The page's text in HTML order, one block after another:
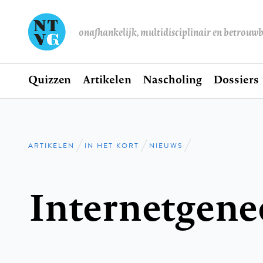
onafhankelijk, multidisciplinair en
Hoofdnavigatie
Home
Quizzen Artikelen Nascholing Dossiers
Kruimelpad
ARTIKELEN IN HET KORT NIEUWS